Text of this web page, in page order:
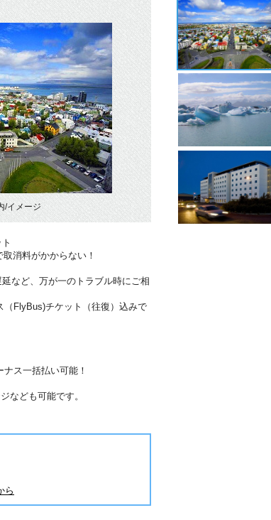
/イメージ
消料がかからない！
など、万が一のトラブル時にご相
FlyBus)チケット（往復）込みで
ス一括払い可能！
なども可能です。
ら